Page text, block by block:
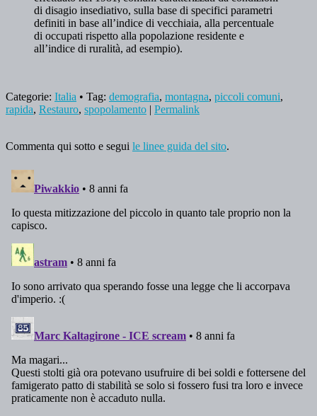
di disagio insediativo, sulla base di specifici parametri
definiti in base all’indice di vecchiaia, alla percentuale
di occupati rispetto alla popolazione residente e
all’indice di ruralità, ad esempio).
Categorie: Italia • Tag: demografia, montagna, piccoli comuni,
rapida, Restauro, spopolamento | Permalink
Commenta qui sotto e segui le linee guida del sito.